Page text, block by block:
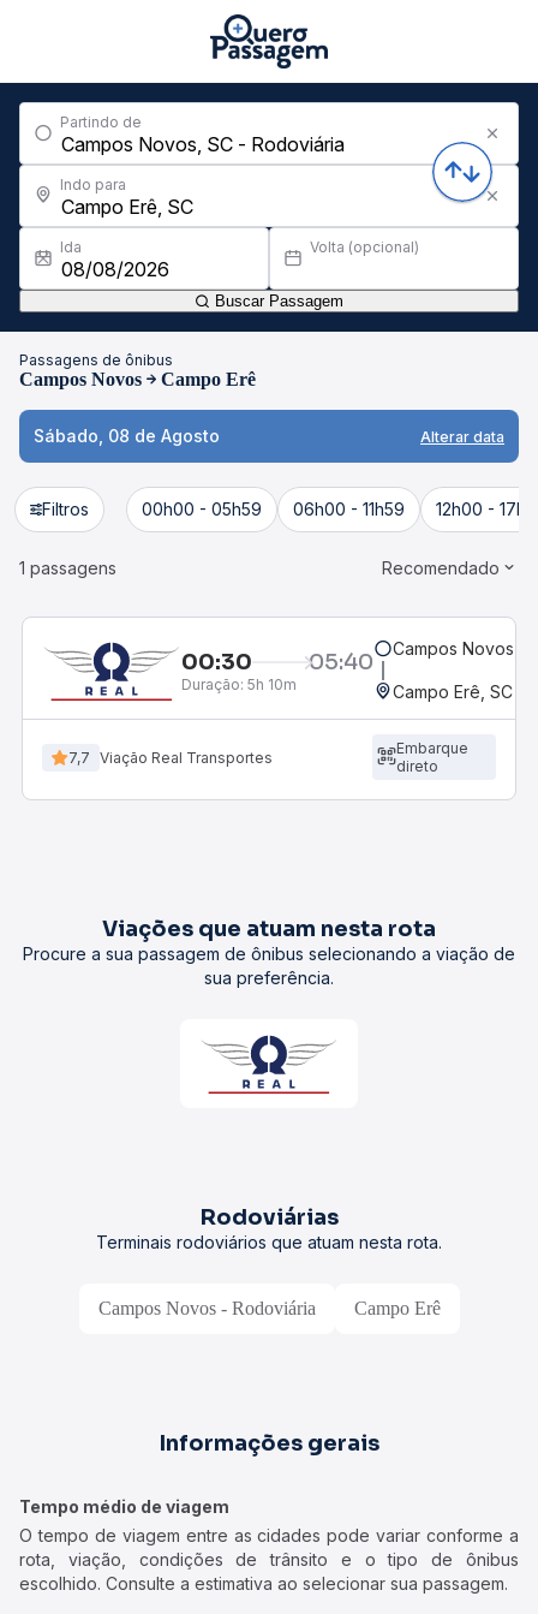
Partindo de
Indo para
Ida Volta (opcional)
Buscar Passagem
Passagens de ônibus
Campos Novos Campo Erê
Sábado, 08 de Agosto Alterar data
Filtros 00h00 - 05h59 06h00 - 11h59 12h00 -
1 passagens Recomendado
00:30 05:40
Duração: 5h 10m
Campos Novos,
Campo Erê, SC
7,7 Viação Real Transportes
Embarque
direto
Viações que atuam nesta rota
Procure a sua passagem de ônibus selecionando a viação de
sua preferência.
Rodoviárias
Terminais rodoviários que atuam nesta rota.
Campos Novos - Rodoviária Campo Erê
Informações gerais
Tempo médio de viagem
O tempo de viagem entre as cidades pode variar conforme a
rota, viação, condições de trânsito e o tipo de ônibus
escolhido. Consulte a estimativa ao selecionar sua passagem.